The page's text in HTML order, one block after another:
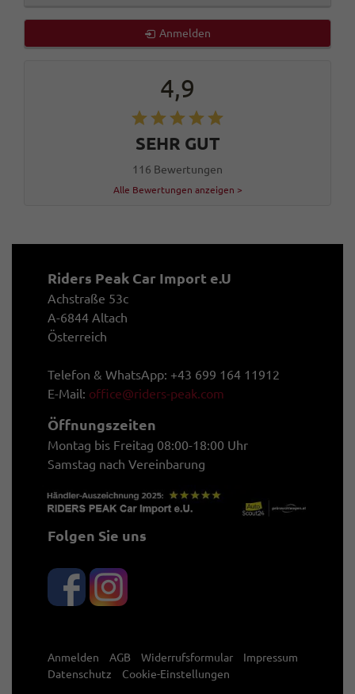
Anmelden
4,9
SEHR GUT
116 Bewertungen
Alle Bewertungen anzeigen >
Riders Peak Car Import e.U
Achstraße 53c
A-6844 Altach
Österreich
Telefon & WhatsApp: +43 699 164 11912
E-Mail: office@riders-peak.com
Öffnungszeiten
Montag bis Freitag 08:00-18:00 Uhr
Samstag nach Vereinbarung
Folgen Sie uns
Anmelden AGB Widerrufsformular
Impressum
Datenschutz
Cookie-Einstellungen